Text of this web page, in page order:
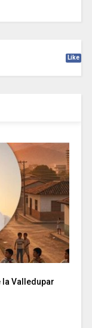
Like
la Valledupar